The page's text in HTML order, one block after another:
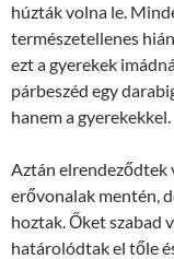
húzták volna le.
természetellenes
ezt a gyerekek
párbeszéd egy
hanem a gyerekekkel.
Aztán elrendeződtek
erővonalak mentén,
hoztak. Őket szabad
határolódtak el tőle